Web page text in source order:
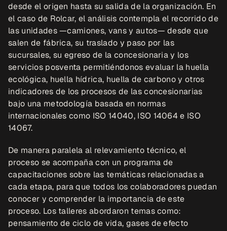
desde el origen hasta su salida de la organización. En
el caso de Rolcar, el análisis contempla el recorrido de
las unidades —camiones, vans y autos— desde que
salen de fábrica, su traslado y paso por las
sucursales, su egreso de la concesionaria y los
servicios posventa permitiéndonos evaluar la huella
ecológica, huella hídrica, huella de carbono y otros
indicadores de los procesos de las concesionarias
bajo una metodología basada en normas
internacionales como ISO 14040, ISO 14064 e ISO
14067.
De manera paralela al relevamiento técnico, el
proceso se acompaña con un programa de
capacitaciones sobre las temáticas relacionadas a
cada etapa, para que todos los colaboradores puedan
conocer y comprender la importancia de este
proceso. Los talleres abordaron temas como:
pensamiento de ciclo de vida, gases de efecto